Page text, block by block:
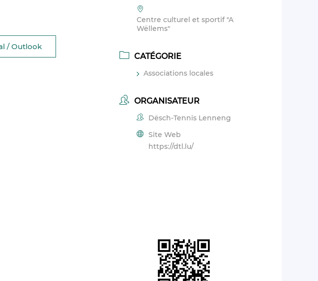
/ Outlook
Centre culturel et sportif "A
Wëllems"
CATÉGORIE
Associations locales
ORGANISATEUR
Dësch-Tennis Lenneng
Site Web
https://dtl.lu/